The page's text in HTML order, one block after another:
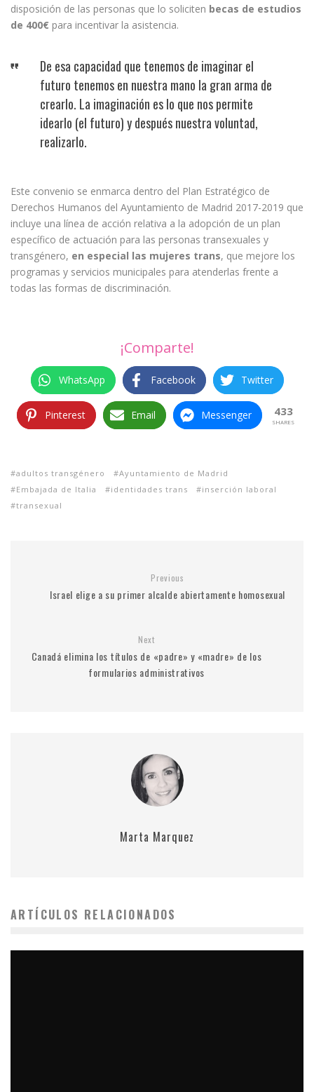
disposición de las personas que lo soliciten becas de estudios
de 400€ para incentivar la asistencia.
De esa capacidad que tenemos de imaginar el
futuro tenemos en nuestra mano la gran arma de
crearlo. La imaginación es lo que nos permite
idearlo (el futuro) y después nuestra voluntad,
realizarlo.
Este convenio se enmarca dentro del Plan Estratégico de
Derechos Humanos del Ayuntamiento de Madrid 2017-2019 que
incluye una línea de acción relativa a la adopción de un plan
específico de actuación para las personas transexuales y
transgénero, en especial las mujeres trans, que mejore los
programas y servicios municipales para atenderlas frente a
todas las formas de discriminación.
¡Comparte!
WhatsApp Facebook Twitter
Pinterest Email Messenger 433
SHARES
adultos transgénero
Ayuntamiento de Madrid
Embajada de Italia
identidades trans
inserción laboral
transexual
Previous
Israel elige a su primer alcalde abiertamente homosexual
Next
Canadá elimina los títulos de «padre» y «madre» de los
formularios administrativos
Marta Marquez
ARTÍCULOS RELACIONADOS